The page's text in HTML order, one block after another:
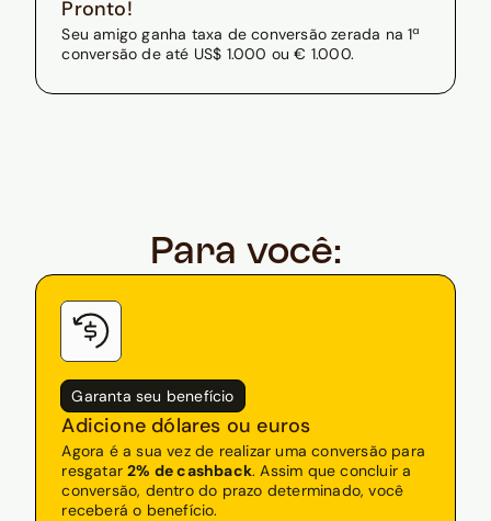
Pronto!
Seu amigo ganha taxa de conversão zerada na 1ª
conversão de até US$ 1.000 ou € 1.000.
Para você:
Garanta seu benefício
Adicione dólares ou euros
Agora é a sua vez de realizar uma conversão para
resgatar2% de cashback. Assim que concluir a
conversão, dentro do prazo determinado, você
receberá o benefício.